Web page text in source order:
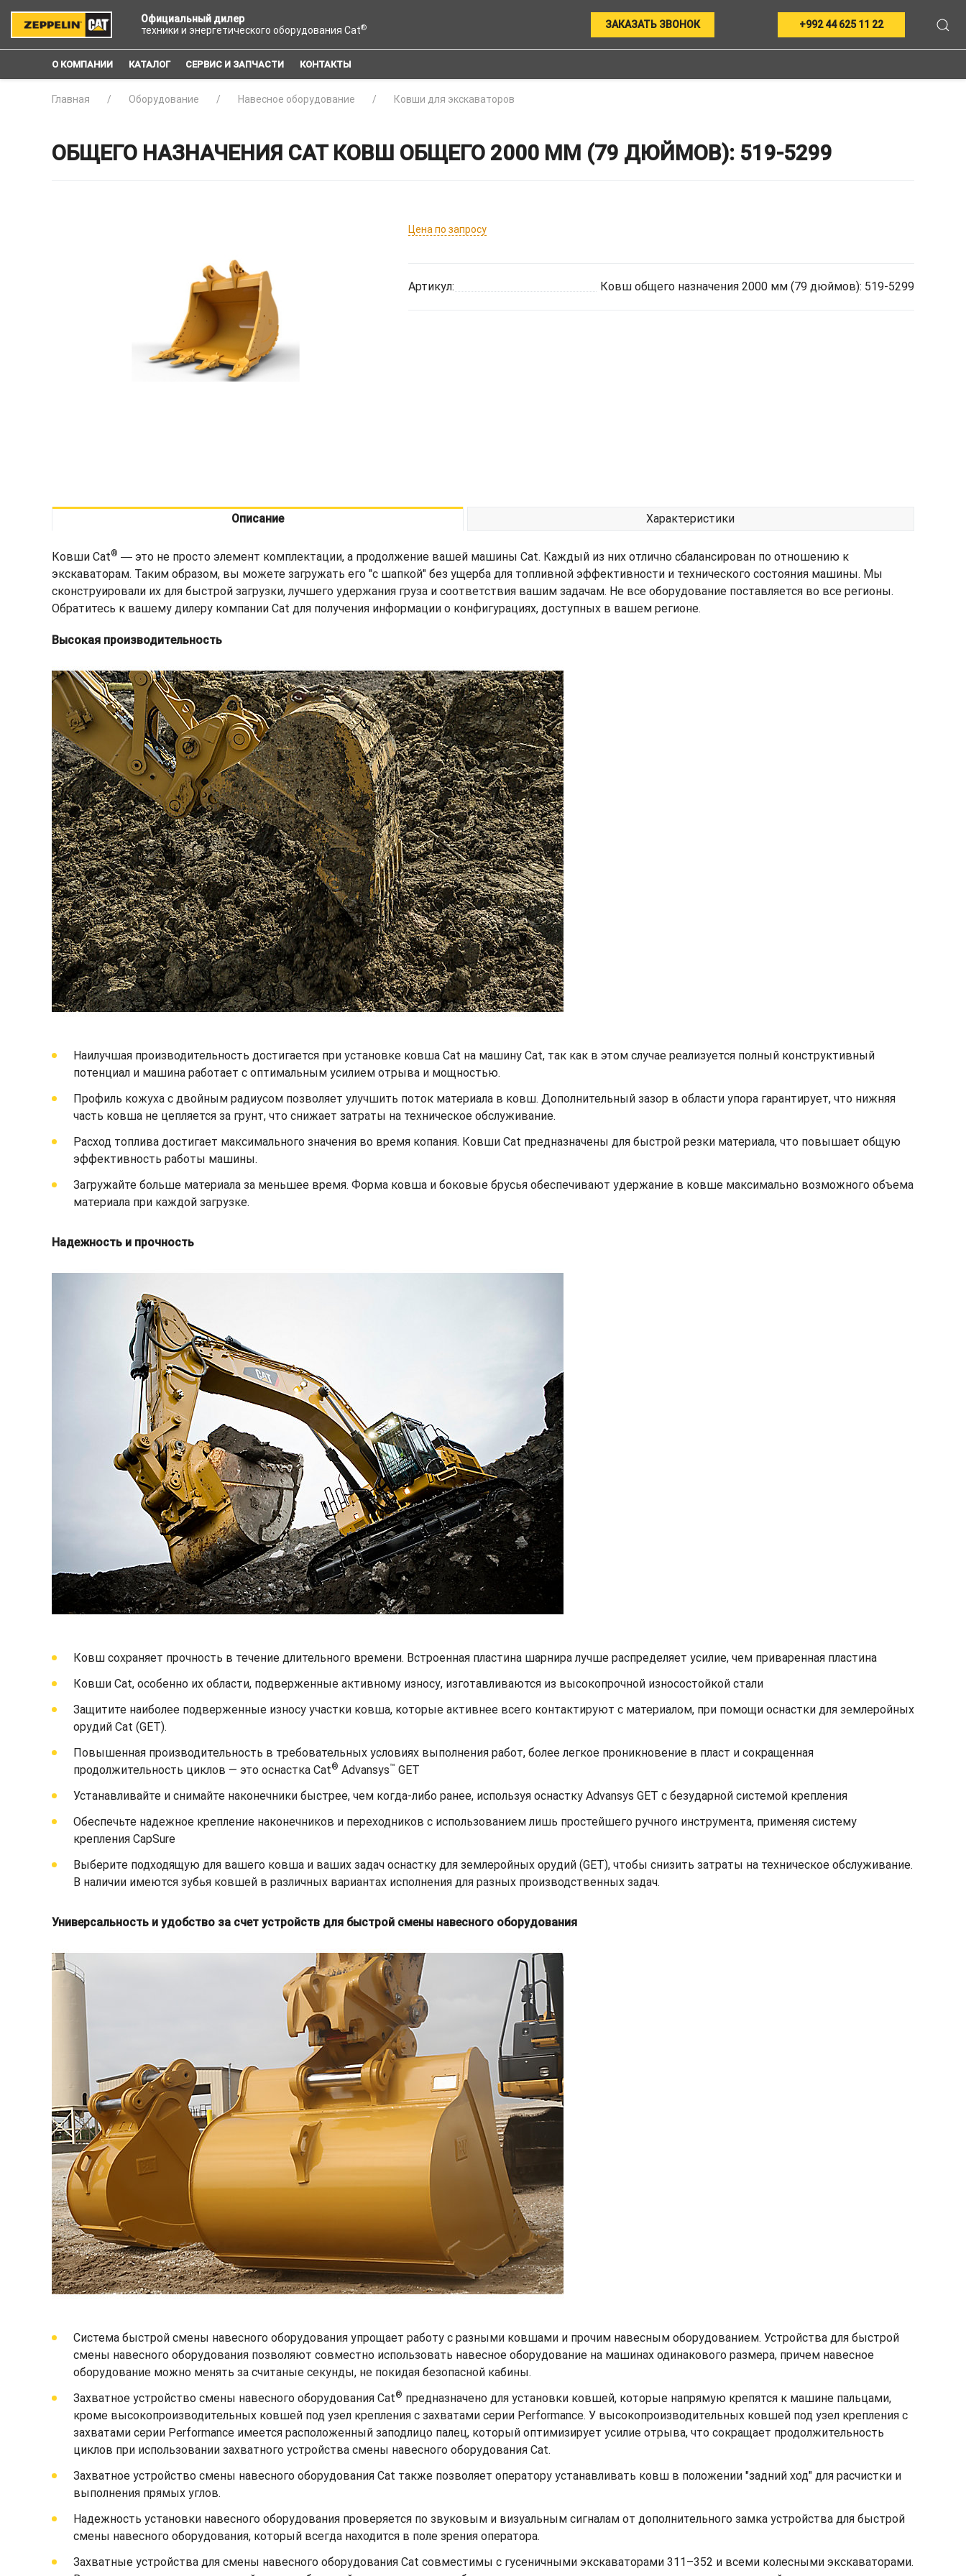
Официальный дилер
техники и энергетического оборудования Cat® ЗАКАЗАТЬ ЗВОНОК +992 44 625 11 22
О КОМПАНИИ КАТАЛОГ СЕРВИС И ЗАПЧАСТИ КОНТАКТЫ
Главная Оборудование Навесное оборудование Ковши для экскаваторов
ОБЩЕГО НАЗНАЧЕНИЯ CAT КОВШ ОБЩЕГО 2000 ММ (79 ДЮЙМОВ): 519-5299
Цена по запросу
Артикул: Ковш общего назначения 2000 мм (79 дюймов): 519-5299
Описание Характеристики
Ковши Cat® ― это не просто элемент комплектации, а продолжение вашей машины Cat. Каждый из них отлично сбалансирован по отношению к
экскаваторам. Таким образом, вы можете загружать его "с шапкой" без ущерба для топливной эффективности и технического состояния машины. Мы
сконструировали их для быстрой загрузки, лучшего удержания груза и соответствия вашим задачам. Не все оборудование поставляется во все регионы.
Обратитесь к вашему дилеру компании Cat для получения информации о конфигурациях, доступных в вашем регионе.
Высокая производительность
Наилучшая производительность достигается при установке ковша Cat на машину Cat, так как в этом случае реализуется полный конструктивный
потенциал и машина работает с оптимальным усилием отрыва и мощностью.
Профиль кожуха с двойным радиусом позволяет улучшить поток материала в ковш. Дополнительный зазор в области упора гарантирует, что нижняя
часть ковша не цепляется за грунт, что снижает затраты на техническое обслуживание.
Расход топлива достигает максимального значения во время копания. Ковши Cat предназначены для быстрой резки материала, что повышает общую
эффективность работы машины.
Загружайте больше материала за меньшее время. Форма ковша и боковые брусья обеспечивают удержание в ковше максимально возможного объема
материала при каждой загрузке.
Надежность и прочность
Ковш сохраняет прочность в течение длительного времени. Встроенная пластина шарнира лучше распределяет усилие, чем приваренная пластина
Ковши Cat, особенно их области, подверженные активному износу, изготавливаются из высокопрочной износостойкой стали
Защитите наиболее подверженные износу участки ковша, которые активнее всего контактируют с материалом, при помощи оснастки для землеройных
орудий Cat (GET).
Повышенная производительность в требовательных условиях выполнения работ, более легкое проникновение в пласт и сокращенная
продолжительность циклов — это оснастка Cat® Advansys™ GET
Устанавливайте и снимайте наконечники быстрее, чем когда-либо ранее, используя оснастку Advansys GET с безударной системой крепления
Обеспечьте надежное крепление наконечников и переходников с использованием лишь простейшего ручного инструмента, применяя систему
крепления CapSure
Выберите подходящую для вашего ковша и ваших задач оснастку для землеройных орудий (GET), чтобы снизить затраты на техническое обслуживание.
В наличии имеются зубья ковшей в различных вариантах исполнения для разных производственных задач.
Универсальность и удобство за счет устройств для быстрой смены навесного оборудования
Система быстрой смены навесного оборудования упрощает работу с разными ковшами и прочим навесным оборудованием. Устройства для быстрой
смены навесного оборудования позволяют совместно использовать навесное оборудование на машинах одинакового размера, причем навесное
оборудование можно менять за считаные секунды, не покидая безопасной кабины.
Захватное устройство смены навесного оборудования Cat® предназначено для установки ковшей, которые напрямую крепятся к машине пальцами,
кроме высокопроизводительных ковшей под узел крепления с захватами серии Performance. У высокопроизводительных ковшей под узел крепления с
захватами серии Performance имеется расположенный заподлицо палец, который оптимизирует усилие отрыва, что сокращает продолжительность
циклов при использовании захватного устройства смены навесного оборудования Cat.
Захватное устройство смены навесного оборудования Cat также позволяет оператору устанавливать ковш в положении "задний ход" для расчистки и
выполнения прямых углов.
Надежность установки навесного оборудования проверяется по звуковым и визуальным сигналам от дополнительного замка устройства для быстрой
смены навесного оборудования, который всегда находится в поле зрения оператора.
Захватные устройства для смены навесного оборудования Cat совместимы с гусеничными экскаваторами 311–352 и всеми колесными экскаваторами.